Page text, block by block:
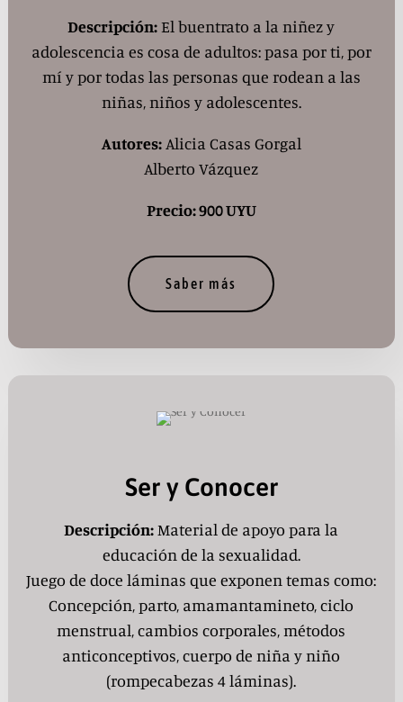
Descripción:El buentrato a la niñez y
adolescencia es cosa de adultos: pasa por ti, por
mí y por todas las personas que rodean a las
niñas, niños y adolescentes.
Autores:Alicia Casas Gorgal
Alberto Vázquez
Precio: 900 UYU
Saber más
Ser y Conocer
Descripción:Material de apoyo para la
educación de la sexualidad.
Juego de doce láminas que exponen temas como:
Concepción, parto, amamantamineto, ciclo
menstrual, cambios corporales, métodos
anticonceptivos, cuerpo de niña y niño
(rompecabezas 4 láminas).